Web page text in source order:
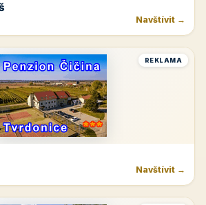
Navštívit →
REKLAMA
Navštívit →